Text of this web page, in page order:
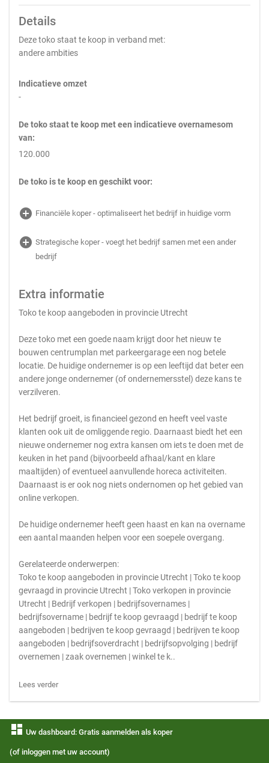
Details
Deze toko staat te koop in verband met:
andere ambities
Indicatieve omzet
-
De toko staat te koop met een indicatieve overnamesom
van:
120.000
De toko is te koop en geschikt voor:
add_circle Financiële koper - optimaliseert het bedrijf in huidige vorm
add_circle Strategische koper - voegt het bedrijf samen met een ander
bedrijf
Extra informatie
Toko te koop aangeboden in provincie Utrecht
Deze toko met een goede naam krijgt door het nieuw te
bouwen centrumplan met parkeergarage een nog betele
locatie. De huidige ondernemer is op een leeftijd dat beter een
andere jonge ondernemer (of ondernemersstel) deze kans te
verzilveren.
Het bedrijf groeit, is financieel gezond en heeft veel vaste
klanten ook uit de omliggende regio. Daarnaast biedt het een
nieuwe ondernemer nog extra kansen om iets te doen met de
keuken in het pand (bijvoorbeeld afhaal/kant en klare
maaltijden) of eventueel aanvullende horeca activiteiten.
Daarnaast is er ook nog niets ondernomen op het gebied van
online verkopen.
De huidige ondernemer heeft geen haast en kan na overname
een aantal maanden helpen voor een soepele overgang.
Gerelateerde onderwerpen:
Toko te koop aangeboden in provincie Utrecht | Toko te koop
gevraagd in provincie Utrecht | Toko verkopen in provincie
Utrecht | Bedrijf verkopen | bedrijfsovernames |
bedrijfsovername | bedrijf te koop gevraagd | bedrijf te koop
aangeboden | bedrijven te koop gevraagd | bedrijven te koop
aangeboden | bedrijfsoverdracht | bedrijfsopvolging | bedrijf
overnemen | zaak overnemen | winkel te k..
Lees verder
dashboard Uw dashboard: Gratis aanmelden als koper
(of inloggen met uw account)